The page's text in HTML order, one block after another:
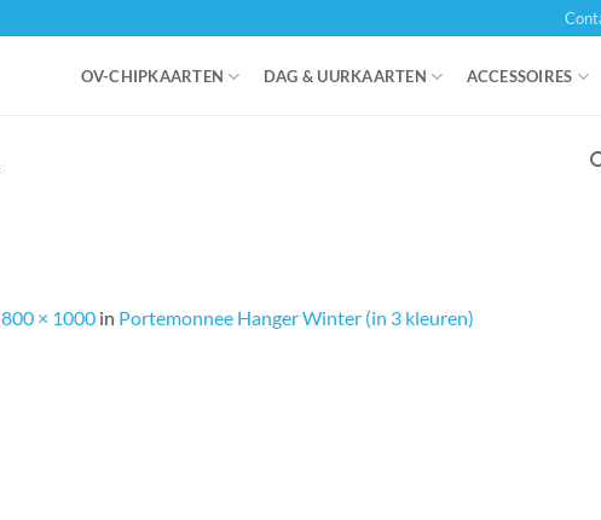
OV-CHIPKAARTEN DAG & UURKAARTEN ACCESSOIRES
800 × 1000 in Portemonnee Hanger Winter (in 3 kleuren)